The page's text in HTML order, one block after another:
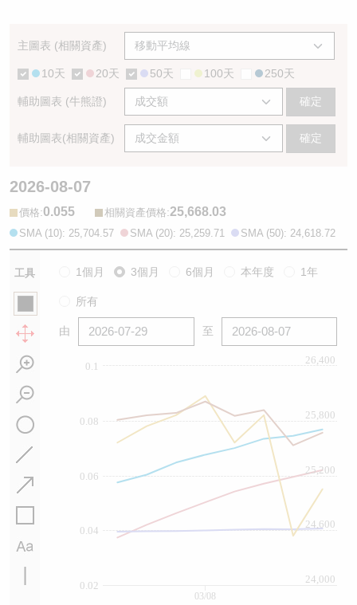
主圖表 (相關資產)
10天 20天 50天 100天 250天
輔助圖表 (牛熊證) 確定
輔助圖表(相關資產) 確定
2026-08-07
價格:0.055 相關資產價格:25,668.03
SMA (10): 25,704.57 SMA (20): 25,259.71 SMA (50): 24,618.72
工具 1個月 3個月 6個月 本年度 1年
所有
由 至
0.02
0.04
0.06
0.08
0.1
24,000
24,600
25,200
25,800
26,400
03/08